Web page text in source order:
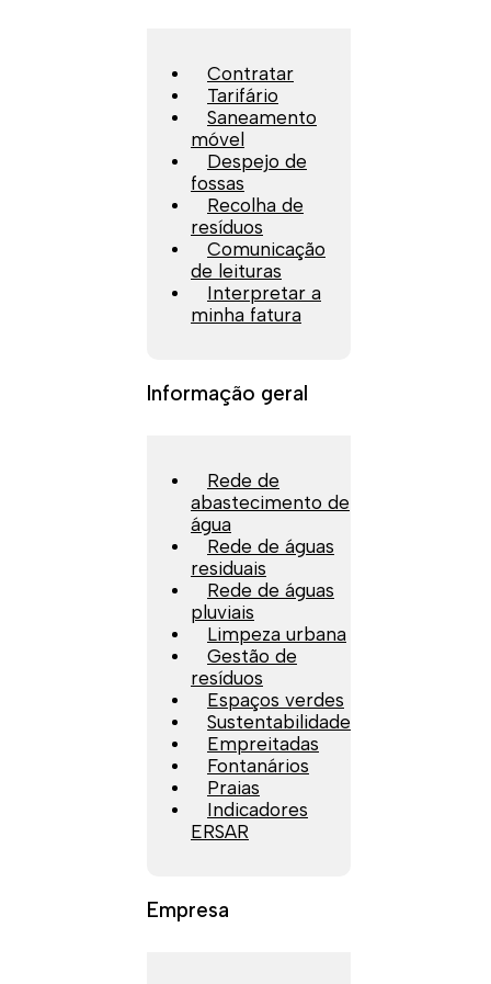
Contratar
Tarifário
Saneamento
móvel
Despejo de
fossas
Recolha de
resíduos
Comunicação
de leituras
Interpretar a
minha fatura
Informação geral
Rede de
abastecimento de
água
Rede de águas
residuais
Rede de águas
pluviais
Limpeza urbana
Gestão de
resíduos
Espaços verdes
Sustentabilidade
Empreitadas
Fontanários
Praias
Indicadores
ERSAR
Empresa